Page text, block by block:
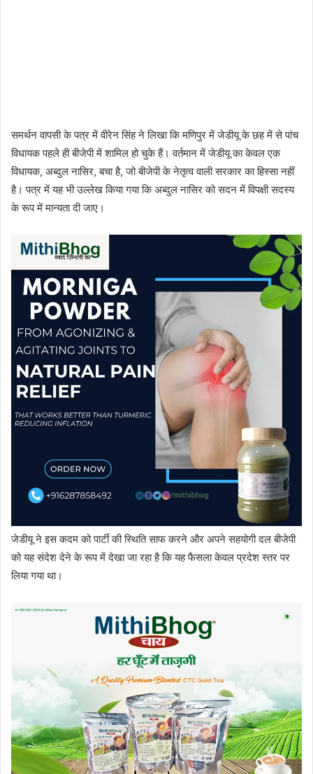
समर्थन वापसी के पत्र में वीरेन सिंह ने लिखा कि मणिपुर में जेडीयू के छह में से पांच
विधायक पहले ही बीजेपी में शामिल हो चुके हैं। वर्तमान में जेडीयू का केवल एक
विधायक, अब्दुल नासिर, बचा है, जो बीजेपी के नेतृत्व वाली सरकार का हिस्सा नहीं
है। पत्र में यह भी उल्लेख किया गया कि अब्दुल नासिर को सदन में विपक्षी सदस्य
के रूप में मान्यता दी जाए।
जेडीयू ने इस कदम को पार्टी की स्थिति साफ करने और अपने सहयोगी दल बीजेपी
को यह संदेश देने के रूप में देखा जा रहा है कि यह फैसला केवल प्रदेश स्तर पर
लिया गया था।